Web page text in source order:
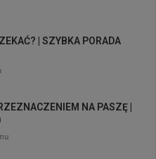
| SZYBKA PORADA
NA PASZĘ |